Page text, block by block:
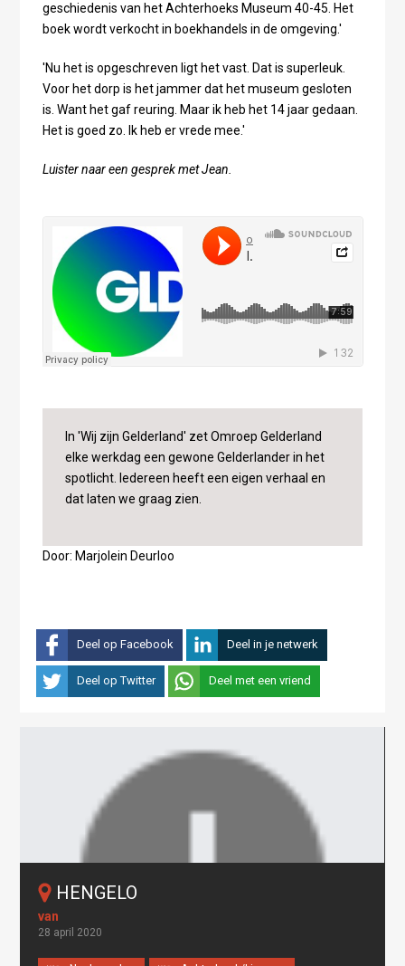
geschiedenis van het Achterhoeks Museum 40-45. Het
boek wordt verkocht in boekhandels in de omgeving.'
'Nu het is opgeschreven ligt het vast. Dat is superleuk.
Voor het dorp is het jammer dat het museum gesloten
is. Want het gaf reuring. Maar ik heb het 14 jaar gedaan.
Het is goed zo. Ik heb er vrede mee.'
Luister naar een gesprek met Jean.
In 'Wij zijn Gelderland' zet Omroep Gelderland
elke werkdag een gewone Gelderlander in het
spotlicht. Iedereen heeft een eigen verhaal en
dat laten we graag zien.
Door: Marjolein Deurloo
Deel op Facebook Deel in je netwerk
Deel op Twitter Deel met een vriend
HENGELO
28 april 2020